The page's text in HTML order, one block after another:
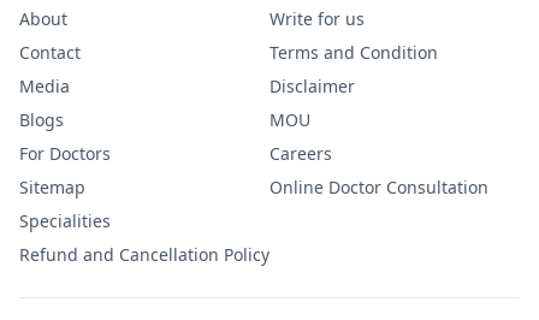
About
Contact
Media
Blogs
For Doctors
Sitemap
Specialities
Refund and Cancellation Policy
Write for us
Terms and Condition
Disclaimer
MOU
Careers
Online Doctor Consultation